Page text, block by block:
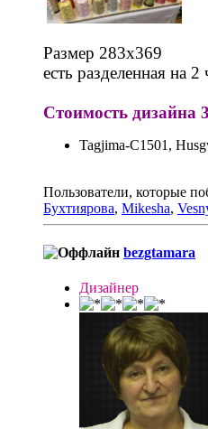
Размер 283х369
есть разделенная на
Стоимость дизайна
Tagjima-C1501,
Пользователи, которые
Бухтиярова, Mikesha,
bezgtamara
Дизайнер